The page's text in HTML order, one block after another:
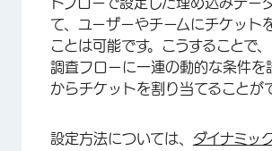
て、ユーザーやチームにチケット
ことは可能です。こうすることで
調査フローに一連の動的な条件を
からチケットを割り当てることが
設定方法については、 ダイナミッ